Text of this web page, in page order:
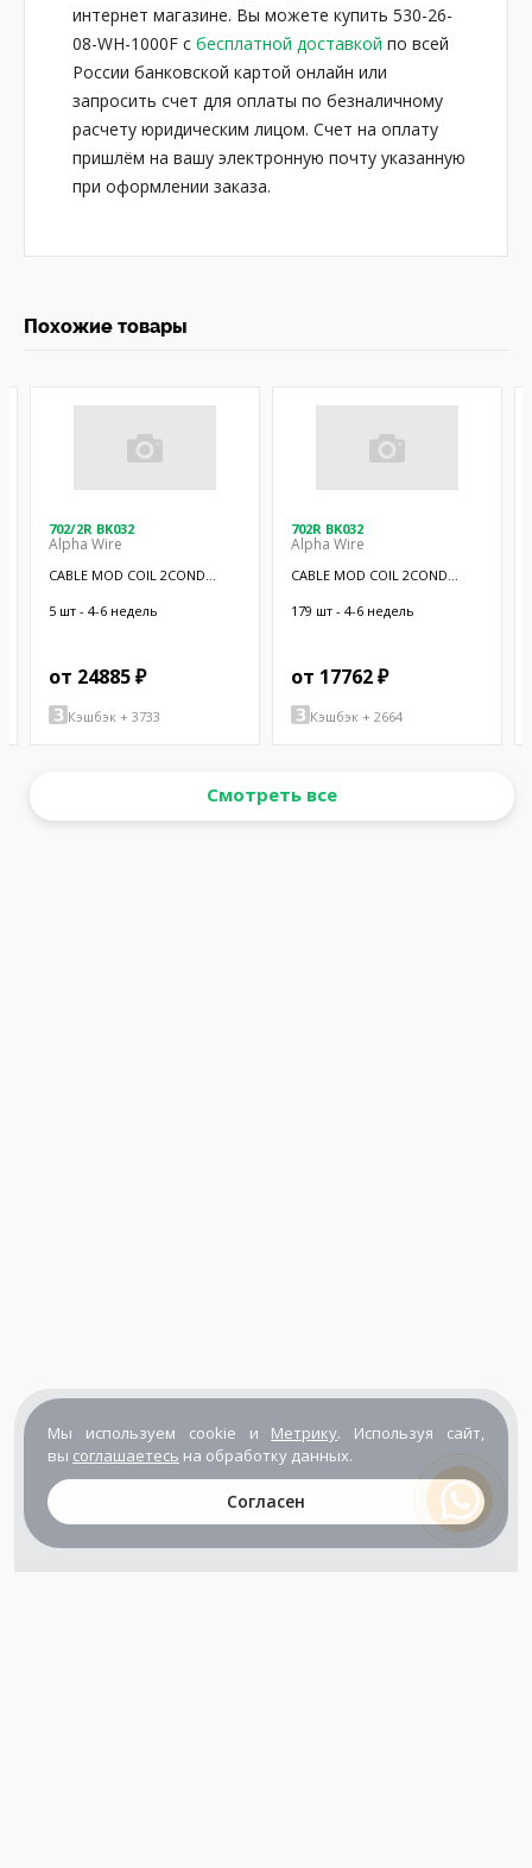
интернет магазине. Вы можете купить 530-26-
08-WH-1000F с бесплатной доставкой по всей
России банковской картой онлайн или
запросить счет для оплаты по безналичному
расчету юридическим лицом. Счет на оплату
пришлём на вашу электронную почту указанную
при оформлении заказа.
Похожие товары
702/2R BK032
Alpha Wire
CABLE MOD COIL 2COND
5 шт - 4-6 недель
от 24885 ₽
Кэшбэк + 3733
702R BK032
Alpha Wire
CABLE MOD COIL 2COND
179 шт - 4-6 недель
от 17762 ₽
Кэшбэк + 2664
Смотреть все
Мы используем cookie и Метрику. Используя сайт,
вы соглашаетесь на обработку данных.
Согласен